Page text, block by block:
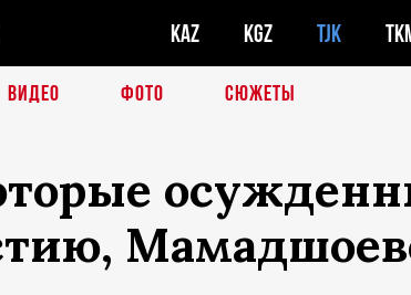
KAZ KGZ TJK
ВИДЕО ФОТО СЮЖЕТЫ